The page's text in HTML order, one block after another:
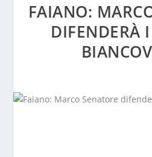
FAIANO:
DIFENDERÀ